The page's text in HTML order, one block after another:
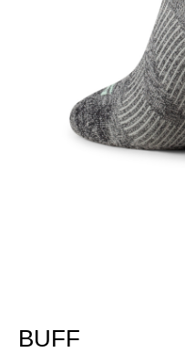
BUFF